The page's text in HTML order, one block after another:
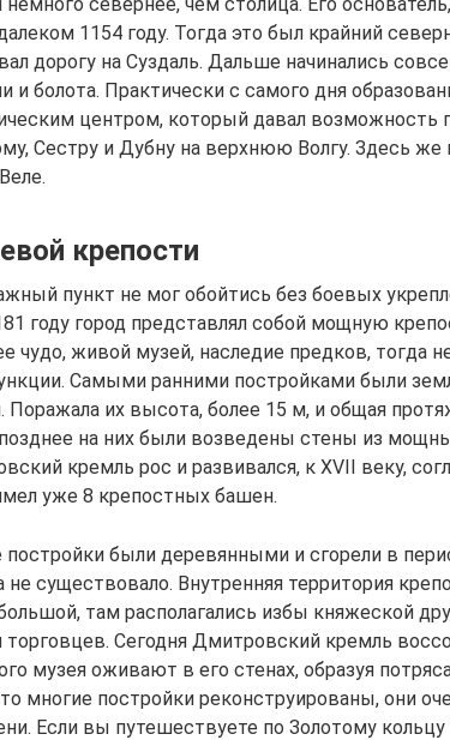
1154 году. Тогда это был крайний
дорогу на Суздаль. Дальше начинались
и болота. Практически с самого дня
центром, который давал возможность
Сестру и Дубну на верхнюю Волгу. Здесь же
крепости
пункт не мог обойтись без боевых
году город представлял собой мощную
чудо, живой музей, наследие предков, тогда
Самыми ранними постройками были
Поражала их высота, более 15 м, и общая
на них были возведены стены из
кремль рос и развивался, к XVII веку,
уже 8 крепостных башен.
постройки были деревянными и сгорели в
не существовало. Внутренняя территория
там располагались избы княжеской
Сегодня Дмитровский кремль
музея оживают в его стенах, образуя
многие постройки реконструированы, они
Если вы путешествуете по Золотому кольцу